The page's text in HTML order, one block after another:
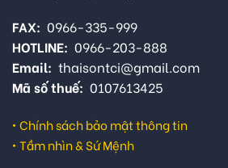
FAX: 0966-335-999
HOTLINE: 0966-203-888
Email: thaisontci@gmail.com
Mã số thuế: 0107613425
• Chính sách bảo mật thông tin
• Tầm nhìn & Sứ Mệnh